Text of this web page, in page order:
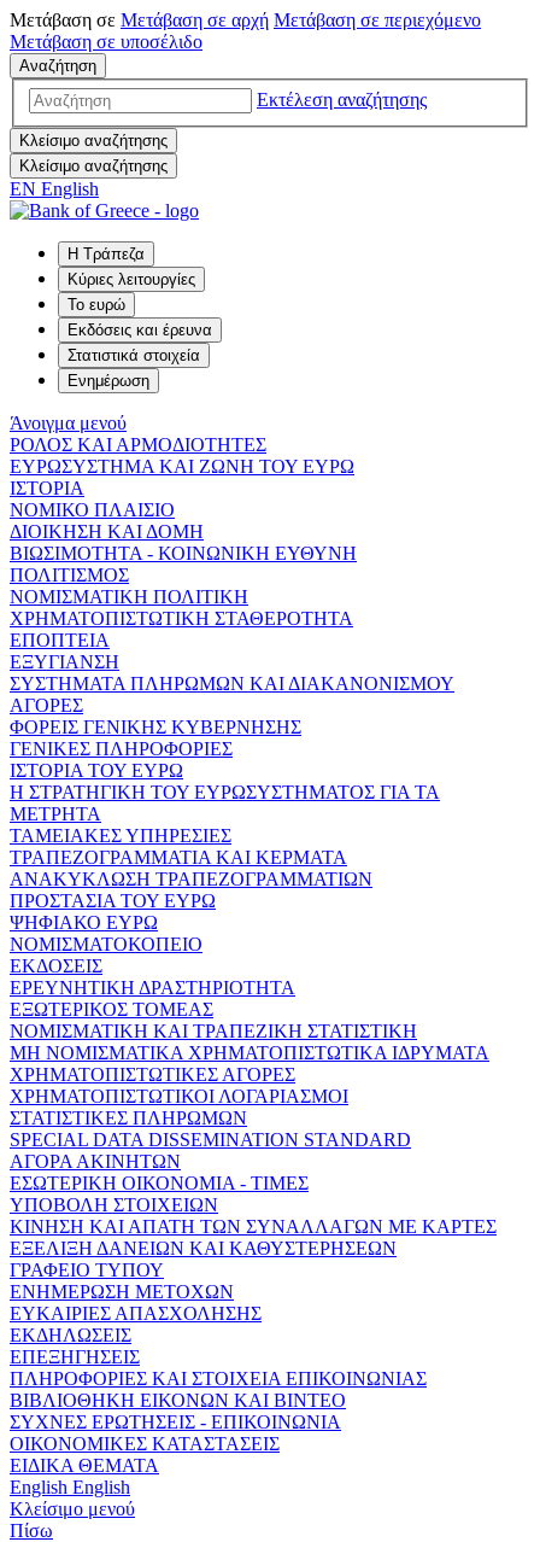
Μετάβαση σε Μετάβαση σε αρχή Μετάβαση σε περιεχόμενο
Μετάβαση σε υποσέλιδο
Αναζήτηση
Εκτέλεση αναζήτησης
Κλείσιμο αναζήτησης
Κλείσιμο αναζήτησης
EN English
Η Τράπεζα
Κύριες λειτουργίες
Το ευρώ
Εκδόσεις και έρευνα
Στατιστικά στοιχεία
Ενημέρωση
Άνοιγμα μενού
ΡΟΛΟΣ ΚΑΙ ΑΡΜΟΔΙΟΤΗΤΕΣ
ΕΥΡΩΣΥΣΤΗΜΑ ΚΑΙ ΖΩΝΗ ΤΟΥ ΕΥΡΩ
ΙΣΤΟΡΙΑ
ΝΟΜΙΚΟ ΠΛΑΙΣΙΟ
ΔΙΟΙΚΗΣΗ ΚΑΙ ΔΟΜΗ
ΒΙΩΣΙΜΟΤΗΤΑ - ΚΟΙΝΩΝΙΚΗ ΕΥΘΥΝΗ
ΠΟΛΙΤΙΣΜΟΣ
ΝΟΜΙΣΜΑΤΙΚΗ ΠΟΛΙΤΙΚΗ
ΧΡΗΜΑΤΟΠΙΣΤΩΤΙΚΗ ΣΤΑΘΕΡΟΤΗΤΑ
ΕΠΟΠΤΕΙΑ
ΕΞΥΓΙΑΝΣΗ
ΣΥΣΤΗΜΑΤΑ ΠΛΗΡΩΜΩΝ ΚΑΙ ΔΙΑΚΑΝΟΝΙΣΜΟΥ
ΑΓΟΡΕΣ
ΦΟΡΕΙΣ ΓΕΝΙΚΗΣ ΚΥΒΕΡΝΗΣΗΣ
ΓΕΝΙΚΕΣ ΠΛΗΡΟΦΟΡΙΕΣ
ΙΣΤΟΡΙΑ ΤΟΥ ΕΥΡΩ
Η ΣΤΡΑΤΗΓΙΚΗ ΤΟΥ ΕΥΡΩΣΥΣΤΗΜΑΤΟΣ ΓΙΑ ΤΑ
ΜΕΤΡΗΤΑ
ΤΑΜΕΙΑΚΕΣ ΥΠΗΡΕΣΙΕΣ
ΤΡΑΠΕΖΟΓΡΑΜΜΑΤΙΑ ΚΑΙ ΚΕΡΜΑΤΑ
ΑΝΑΚΥΚΛΩΣΗ ΤΡΑΠΕΖΟΓΡΑΜΜΑΤΙΩΝ
ΠΡΟΣΤΑΣΙΑ ΤΟΥ ΕΥΡΩ
ΨΗΦΙΑΚΟ ΕΥΡΩ
ΝΟΜΙΣΜΑΤΟΚΟΠΕΙΟ
ΕΚΔΟΣΕΙΣ
ΕΡΕΥΝΗΤΙΚΗ ΔΡΑΣΤΗΡΙΟΤΗΤΑ
ΕΞΩΤΕΡΙΚΟΣ ΤΟΜΕΑΣ
ΝΟΜΙΣΜΑΤΙΚΗ ΚΑΙ ΤΡΑΠΕΖΙΚΗ ΣΤΑΤΙΣΤΙΚΗ
ΜΗ ΝΟΜΙΣΜΑΤΙΚΑ ΧΡΗΜΑΤΟΠΙΣΤΩΤΙΚΑ ΙΔΡΥΜΑΤΑ
ΧΡΗΜΑΤΟΠΙΣΤΩΤΙΚΕΣ ΑΓΟΡΕΣ
ΧΡΗΜΑΤΟΠΙΣΤΩΤΙΚΟΙ ΛΟΓΑΡΙΑΣΜΟΙ
ΣΤΑΤΙΣΤΙΚΕΣ ΠΛΗΡΩΜΩΝ
SPECIAL DATA DISSEMINATION STANDARD
ΑΓΟΡΑ ΑΚΙΝΗΤΩΝ
ΕΣΩΤΕΡΙΚΗ ΟΙΚΟΝΟΜΙΑ - ΤΙΜΕΣ
ΥΠΟΒΟΛΗ ΣΤΟΙΧΕΙΩΝ
ΚΙΝΗΣΗ ΚΑΙ ΑΠΑΤΗ ΤΩΝ ΣΥΝΑΛΛΑΓΩΝ ΜΕ ΚΑΡΤΕΣ
ΕΞΕΛΙΞΗ ΔΑΝΕΙΩΝ ΚΑΙ ΚΑΘΥΣΤΕΡΗΣΕΩΝ
ΓΡΑΦΕΙΟ ΤΥΠΟΥ
ΕΝΗΜΕΡΩΣΗ ΜΕΤΟΧΩΝ
ΕΥΚΑΙΡΙΕΣ ΑΠΑΣΧΟΛΗΣΗΣ
ΕΚΔΗΛΩΣΕΙΣ
ΕΠΕΞΗΓΗΣΕΙΣ
ΠΛΗΡΟΦΟΡΙΕΣ ΚΑΙ ΣΤΟΙΧΕΙΑ ΕΠΙΚΟΙΝΩΝΙΑΣ
ΒΙΒΛΙΟΘΗΚΗ ΕΙΚΟΝΩΝ ΚΑΙ ΒΙΝΤΕΟ
ΣΥΧΝΕΣ ΕΡΩΤΗΣΕΙΣ - ΕΠΙΚΟΙΝΩΝΙΑ
ΟΙΚΟΝΟΜΙΚΕΣ ΚΑΤΑΣΤΑΣΕΙΣ
ΕΙΔΙΚΑ ΘΕΜΑΤΑ
English English
Κλείσιμο μενού
Πίσω